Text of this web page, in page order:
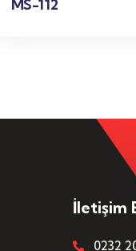
MS-112
İletişim
0232